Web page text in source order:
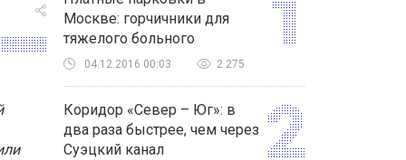
Москве: горчичники для
тяжелого больного
04.12.2016 00:03 2 275
Коридор «Север – Юг»: в
два раза быстрее, чем через
Суэцкий канал